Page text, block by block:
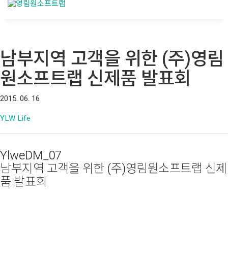
남부지역 고객을 위한 (주)영림
원소프트랩 신제품 발표회
2015. 06. 16
YLW Life
YlweDM_07
남부지역 고객을 위한 (주)영림원소프트랩 신제
품 발표회